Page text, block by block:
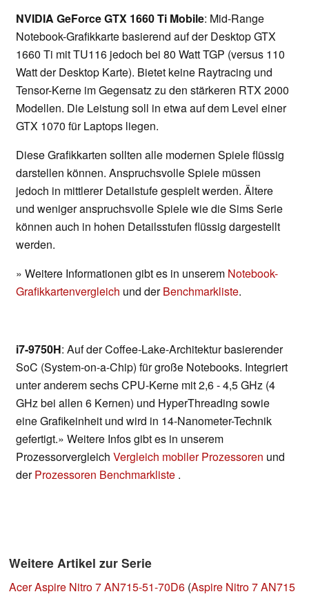
NVIDIA GeForce GTX 1660 Ti Mobile: Mid-Range
Notebook-Grafikkarte basierend auf der Desktop GTX
1660 Ti mit TU116 jedoch bei 80 Watt TGP (versus 110
Watt der Desktop Karte). Bietet keine Raytracing und
Tensor-Kerne im Gegensatz zu den stärkeren RTX 2000
Modellen. Die Leistung soll in etwa auf dem Level einer
GTX 1070 für Laptops liegen.
Diese Grafikkarten sollten alle modernen Spiele flüssig
darstellen können. Anspruchsvolle Spiele müssen
jedoch in mittlerer Detailstufe gespielt werden. Ältere
und weniger anspruchsvolle Spiele wie die Sims Serie
können auch in hohen Detailsstufen flüssig dargestellt
werden.
» Weitere Informationen gibt es in unserem Notebook-
Grafikkartenvergleich und derBenchmarkliste.
i7-9750H: Auf der Coffee-Lake-Architektur basierender
SoC (System-on-a-Chip) für große Notebooks. Integriert
unter anderem sechs CPU-Kerne mit 2,6 - 4,5 GHz (4
GHz bei allen 6 Kernen) und HyperThreading sowie
eine Grafikeinheit und wird in 14-Nanometer-Technik
gefertigt.» Weitere Infos gibt es in unserem
Prozessorvergleich Vergleich mobiler Prozessoren und
derProzessoren Benchmarkliste .
Weitere Artikel zur Serie
Acer Aspire Nitro 7 AN715-51-70D6 (Aspire Nitro 7 AN715